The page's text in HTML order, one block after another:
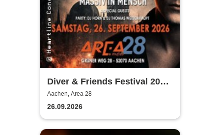
Diver & Friends Festival 2026
- Open Birthday Bash
Aachen, Area 28
26.09.2026